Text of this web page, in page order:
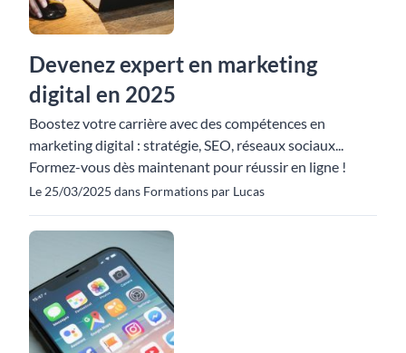
Devenez expert en marketing
digital en 2025
Boostez votre carrière avec des compétences en
marketing digital : stratégie, SEO, réseaux sociaux...
Formez-vous dès maintenant pour réussir en ligne !
Le 25/03/2025 dans Formations par Lucas